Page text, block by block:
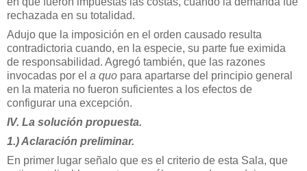
rechazada en su totalidad.
Adujo que la imposición en el orden causado resulta
contradictoria cuando, en la especie, su parte fue eximida
de responsabilidad. Agregó también, que las razones
invocadas por el a quo para apartarse del principio general
en la materia no fueron suficientes a los efectos de
configurar una excepción.
IV. La solución propuesta.
1.) Aclaración preliminar.
En primer lugar señalo que es el criterio de esta Sala, que